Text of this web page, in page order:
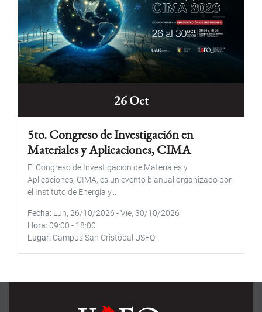
26 Oct
5to. Congreso de Investigación en
Materiales y Aplicaciones, CIMA
El Congreso de Investigación de Materiales y
Aplicaciones, CIMA, es un evento bianual organizado por
el Instituto de Energía y...
Fecha Lun, 26/10/2026 -Vie, 30/10/2026
Hora 09:00 - 18:00
Lugar Campus San Cristóbal USFQ